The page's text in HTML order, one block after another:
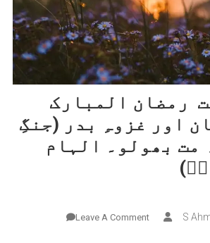
رمضان المبارک
اور غزوہِ بدر (جنگِ
مت بھولو۔ الہام
S
Leave A Comment